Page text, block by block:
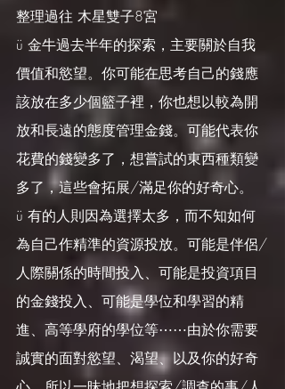
整理過往 木星雙子8宮
ü 金牛過去半年的探索，主要關於自我
價值和慾望。你可能在思考自己的錢應
該放在多少個籃子裡，你也想以較為開
放和長遠的態度管理金錢。可能代表你
花費的錢變多了，想嘗試的東西種類變
多了，這些會拓展/滿足你的好奇心。
ü 有的人則因為選擇太多，而不知如何
為自己作精準的資源投放。可能是伴侶/
人際關係的時間投入、可能是投資項目
的金錢投入、可能是學位和學習的精
進、高等學府的學位等⋯⋯由於你需要
誠實的面對慾望、渴望、以及你的好奇